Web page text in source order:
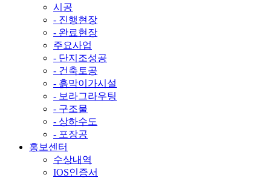
시공
- 진행현장
- 완료현장
주요사업
- 단지조성공
- 건축토공
- 흙막이가시설
- 보라그라우팅
- 구조물
- 상하수도
- 포장공
홍보센터
수상내역
IOS인증서